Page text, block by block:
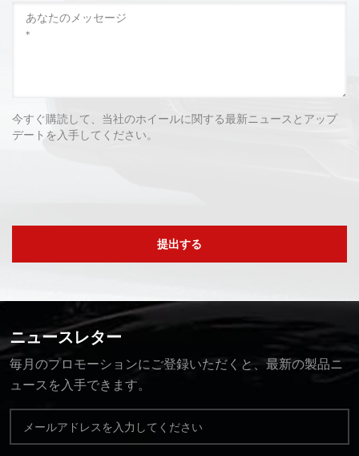
今すぐ購読して、当社のホイールに関する最新ニュースとアップ
デートを入手してください。
提出する
ニュースレター
毎月のプロモーションにご登録いただくと、最新の製品ニ
ュースを入手できます。